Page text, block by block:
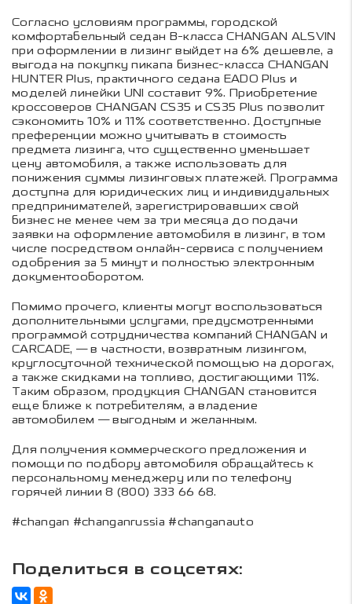
Согласно условиям программы, городской
комфортабельный седан В-класса CHANGAN ALSVIN
при оформлении в лизинг выйдет на 6% дешевле, а
выгода на покупку пикапа бизнес-класса CHANGAN
HUNTER Plus, практичного седана EADO Plus и
моделей линейки UNI составит 9%. Приобретение
кроссоверов CHANGAN CS35 и CS35 Plus позволит
сэкономить 10% и 11% соответственно. Доступные
преференции можно учитывать в стоимость
предмета лизинга, что существенно уменьшает
цену автомобиля, а также использовать для
понижения суммы лизинговых платежей. Программа
доступна для юридических лиц и индивидуальных
предпринимателей, зарегистрировавших свой
бизнес не менее чем за три месяца до подачи
заявки на оформление автомобиля в лизинг, в том
числе посредством онлайн-сервиса с получением
одобрения за 5 минут и полностью электронным
документооборотом.
Помимо прочего, клиенты могут воспользоваться
дополнительными услугами, предусмотренными
программой сотрудничества компаний CHANGAN и
CARCADE, — в частности, возвратным лизингом,
круглосуточной технической помощью на дорогах,
а также скидками на топливо, достигающими 11%.
Таким образом, продукция CHANGAN становится
еще ближе к потребителям, а владение
автомобилем — выгодным и желанным.
Для получения коммерческого предложения и
помощи по подбору автомобиля обращайтесь к
персональному менеджеру или по телефону
горячей линии 8 (800) 333 66 68.
#changan #changanrussia #changanauto
Поделиться в соцсетях: